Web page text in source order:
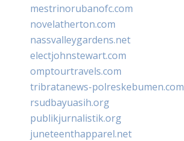
mestrinorubanofc.com
novelatherton.com
nassvalleygardens.net
electjohnstewart.com
omptourtravels.com
tribratanews-polreskebumen.com
rsudbayuasih.org
publikjurnalistik.org
juneteenthapparel.net